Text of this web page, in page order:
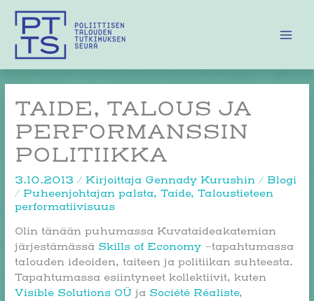
sisältöön
TAIDE, TALOUS JA
PERFORMANSSIN
POLITIIKKA
3.10.2013/ Kirjoittaja Gennady Kurushin/ Blogi
/ Puheenjohtajan palsta,Taide,Taloustieteen
performatiivisuus
Olin tänään puhumassa Kuvataideakatemian
järjestämässä Skills of Economy -tapahtumassa
talouden ideoiden, taiteen ja politiikan suhteesta.
Tapahtumassa esiintyneet kollektiivit, kuten
Visible Solutions OÜ ja Société Réaliste,